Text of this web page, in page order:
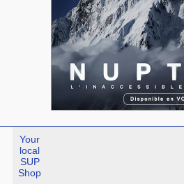
Your
local
SUP
Shop